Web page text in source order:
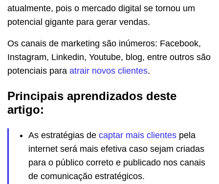
atualmente, pois o mercado digital se tornou um
potencial gigante para gerar vendas.
Os canais de marketing são inúmeros: Facebook,
Instagram, Linkedin, Youtube, blog, entre outros são
potenciais para atrair novos clientes.
Principais aprendizados deste
artigo:
As estratégias de captar mais clientes pela
internet será mais efetiva caso sejam criadas
para o público correto e publicado nos canais
de comunicação estratégicos.